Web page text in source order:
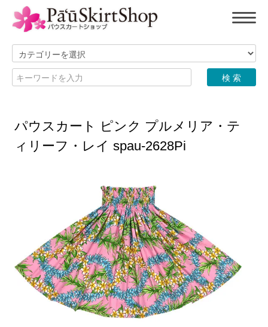
パウスカート ピンク プルメリア・テ
ィリーフ・レイ spau-2628Pi